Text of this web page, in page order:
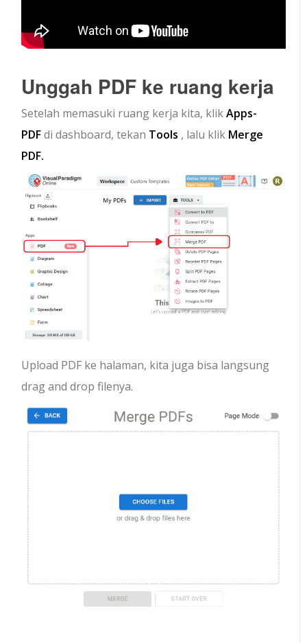
Unggah PDF ke ruang kerja
Setelah memasuki ruang kerja kita, klikApps-
PDFdi dashboard, tekan Tools , lalu klik Merge
PDF.
Upload PDF ke halaman, kita juga bisa langsung
drag and drop filenya.